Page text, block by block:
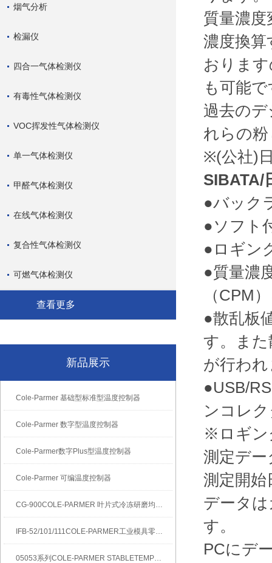
烟气分析
检漏仪
四合一气体检测仪
有毒性气体检测仪
VOC挥发性气体检测仪
单一气体检测仪
甲醛气体检测仪
在线气体检测仪
复合性气体检测仪
可燃气体检测仪
查看更多
新品展示
Cole-Parmer 基础型标准型温度控制器
Cole-Parmer 数字型温度控制器
Cole-Parmer数字Plus型温度控制器
Cole-Parmer 可编温度控制器
CG-900COLE-PARMER 叶片式冷冻研磨均质机
IFB-52/101/111COLE-PARMER工业模具零件清洁流化沙浴
05053系列COLE-PARMER STABLETEMP真空烘箱
質量濃
濃度換
おりま
も可能
過去の
れらの
※(公社)
SIBATA/
●バック
●ソフト
●ロギン
●質量濃
（CPM
●散乱板
す。また
が行わ
●USB/
ンコレ
※ロギン
測定デー
測定開始
データ
す。
PCにデ